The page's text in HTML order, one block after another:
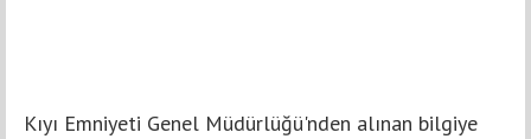
Kıyı Emniyeti Genel Müdürlüğü'nden alınan bilgiye